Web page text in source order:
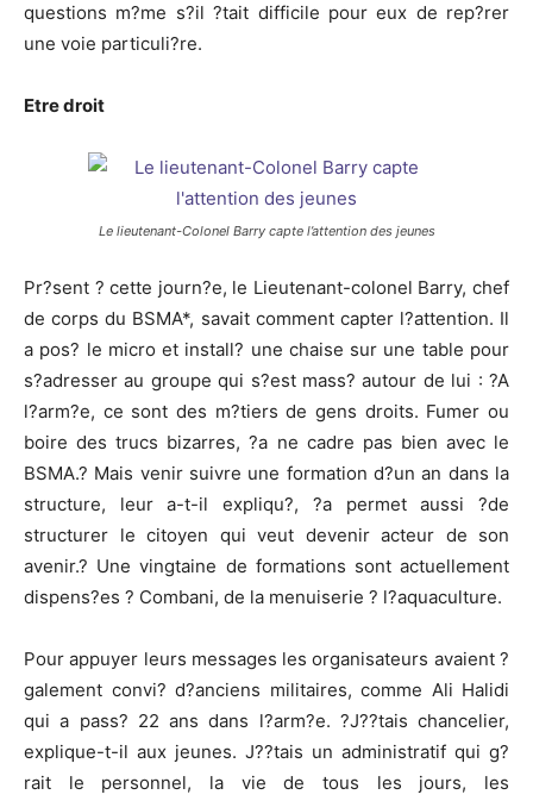
questions m?me s?il ?tait difficile pour eux de rep?rer
une voie particuli?re.
Etre droit
Le lieutenant-Colonel Barry capte l’attention des jeunes
Pr?sent ? cette journ?e, le Lieutenant-colonel Barry, chef
de corps du BSMA*, savait comment capter l?attention. Il
a pos? le micro et install? une chaise sur une table pour
s?adresser au groupe qui s?est mass? autour de lui : ?A
l?arm?e, ce sont des m?tiers de gens droits. Fumer ou
boire des trucs bizarres, ?a ne cadre pas bien avec le
BSMA.? Mais venir suivre une formation d?un an dans la
structure, leur a-t-il expliqu?, ?a permet aussi ?de
structurer le citoyen qui veut devenir acteur de son
avenir.? Une vingtaine de formations sont actuellement
dispens?es ? Combani, de la menuiserie ? l?aquaculture.
Pour appuyer leurs messages les organisateurs avaient ?
galement convi? d?anciens militaires, comme Ali Halidi
qui a pass? 22 ans dans l?arm?e. ?J??tais chancelier,
explique-t-il aux jeunes. J??tais un administratif qui g?
rait le personnel, la vie de tous les jours, les